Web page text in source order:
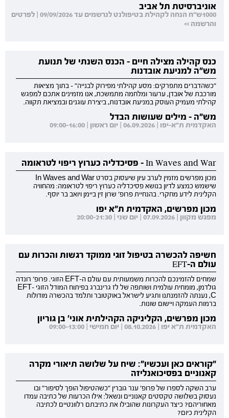
אוניברסיטת תל אביב
1000ש"ח הנחה לקהילת בטיפולנט לנרשמים עד 09/09/2026 | לפרטים
והרשמה >>
כנס קהילה מצילה חיים - הכנס השנתי של תנועת
מש"ה למניעת אובדנות
"כשהדברים מתפרקים: מסע קהילתי מפירוק לבנייה" - בתוך מציאות
מורכבת של אובדן, ערעור ומלחמה מתמשכת, אנו מזמינים אתכם למפגש
קהילתי מעמיק העוסק במניעת אובדנות, ביצירת עוגנים ובמציאת תקווה.
מש"ה - מילים שעושות הבדל
האקדמית ת"א-יפו | 06.09.2026 | יום ראשון | 09:00-16:00
In Waves and War - פסיכדליה כערוץ ריפוי לטראומה
מכון מפרשים מזמין לערב עיון שיעסוק בסרט In Waves and War
שישמש כמצע לדיון בנושא פסיכדליה כערוץ ריפוי לטראומה: מהחוויה
הקלינית לידע מחקרי. בהנחיית פרופ' שרון זין ביימן ויואב בר יוסף.
מכון מפרשים, האקדמית ת"א יפו
מפגש מקוון | 07.09.2026 | יום שני | 20:00-21:30
חשיפה להכשרה בטיפול זוגי ממוקד רגשות והכרות עם
עולם ה-EFT
שמחים להזמינכם להכרות משמעותית עם עולם ה-EFT הזוגי. פרופ' רונדה
גולדמן, מומחית עולמית ושותפה של לז גרינברג בפיתוח המודל הזוגי EFT-
C, נענתה להזמנתנו ותגיע לישראל באוקטובר ותלמד בהכשרה מודולות
ברמות העמקה ויישום שונות.
מכון מפרשים, הקליניקה הקהילתית אוני' בן גוריון
האקדמית ת"א יפו | 08.10.2026 | יום חמישי | 09:00-13:00
"קוראים כאן ועכשיו": שיח על שלושה תיאורי מקרה
קאנוניים בפסיכואנליזה
ערב השקה לספרו של פרופ' ענר גוברין "כשהטיפול הופך לסיפור" ובו
נעסוק בשלושה טקסטים קאנוניים ונשאל: אילו הכרעות של כתיבה עמדו
מאחוריהם? כיצד העקרונות שהובילו את כתיבתם רלוונטיים לכתיבה
הקלינית כיום?